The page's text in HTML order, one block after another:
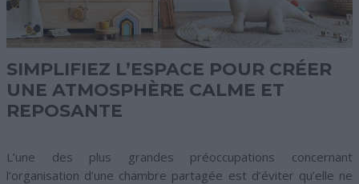
SIMPLIFIEZ L’ESPACE POUR CRÉER
UNE ATMOSPHÈRE CALME ET
REPOSANTE
L’une des plus grandes préoccupations concernant
l’organisation d’une chambre partagée est d’éviter qu’elle ne